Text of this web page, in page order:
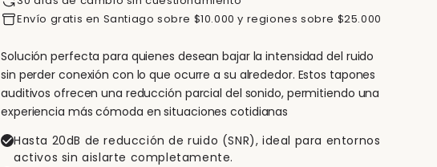
Envío gratis en Santiago sobre $10.000 y regiones sobre $25.000
Solución perfecta para quienes desean bajar la intensidad del ruido
sin perder conexión con lo que ocurre a su alrededor. Estos tapones
auditivos ofrecen una reducción parcial del sonido, permitiendo una
experiencia más cómoda en situaciones cotidianas
Hasta 20dB de reducción de ruido (SNR), ideal para entornos
activos sin aislarte completamente.